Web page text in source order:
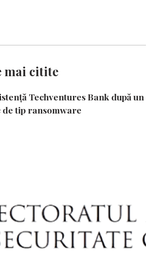
mai citite
Techventures Bank după un
tip ransomware